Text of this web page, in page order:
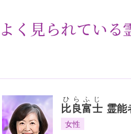
よく見られている
比良富士
ひらふじ
霊能
女性